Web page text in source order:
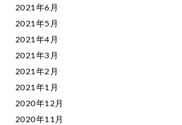
2021年6月
2021年5月
2021年4月
2021年3月
2021年2月
2021年1月
2020年12月
2020年11月